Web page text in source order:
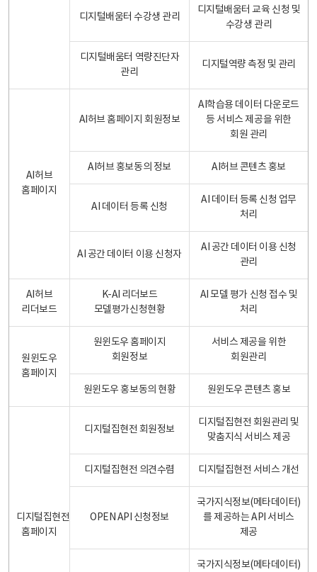
디지털배움터 수강생 관리
디지털배움터 교육 신청 및
수강생 관리
디지털배움터 역량진단자
관리
디지털역량 측정 및 관리
AI허브
홈페이지
AI허브 홈페이지 회원정보
AI학습용 데이터 다운로드
등 서비스 제공을 위한
회원 관리
AI허브 홍보동의 정보 AI허브 콘텐츠 홍보
AI 데이터 등록 신청
AI 데이터 등록 신청 업무
처리
AI 공간 데이터 이용 신청자
AI 공간 데이터 이용 신청
관리
AI허브
리더보드
K-AI 리더보드
모델평가신청현황
AI 모델 평가 신청 접수 및
처리
원윈도우
홈페이지
원윈도우 홈페이지
회원정보
서비스 제공을 위한
회원관리
원윈도우 홍보동의 현황 원윈도우 콘텐츠 홍보
디지털집현전
홈페이지
디지털집현전 회원정보
디지털집현전 회원관리 및
맞춤지식 서비스 제공
디지털집현전 의견수렴 디지털집현전 서비스 개선
OPEN API 신청정보
국가지식정보(메타데이터)
를 제공하는 API 서비스
제공
국가지식정보(메타데이터)